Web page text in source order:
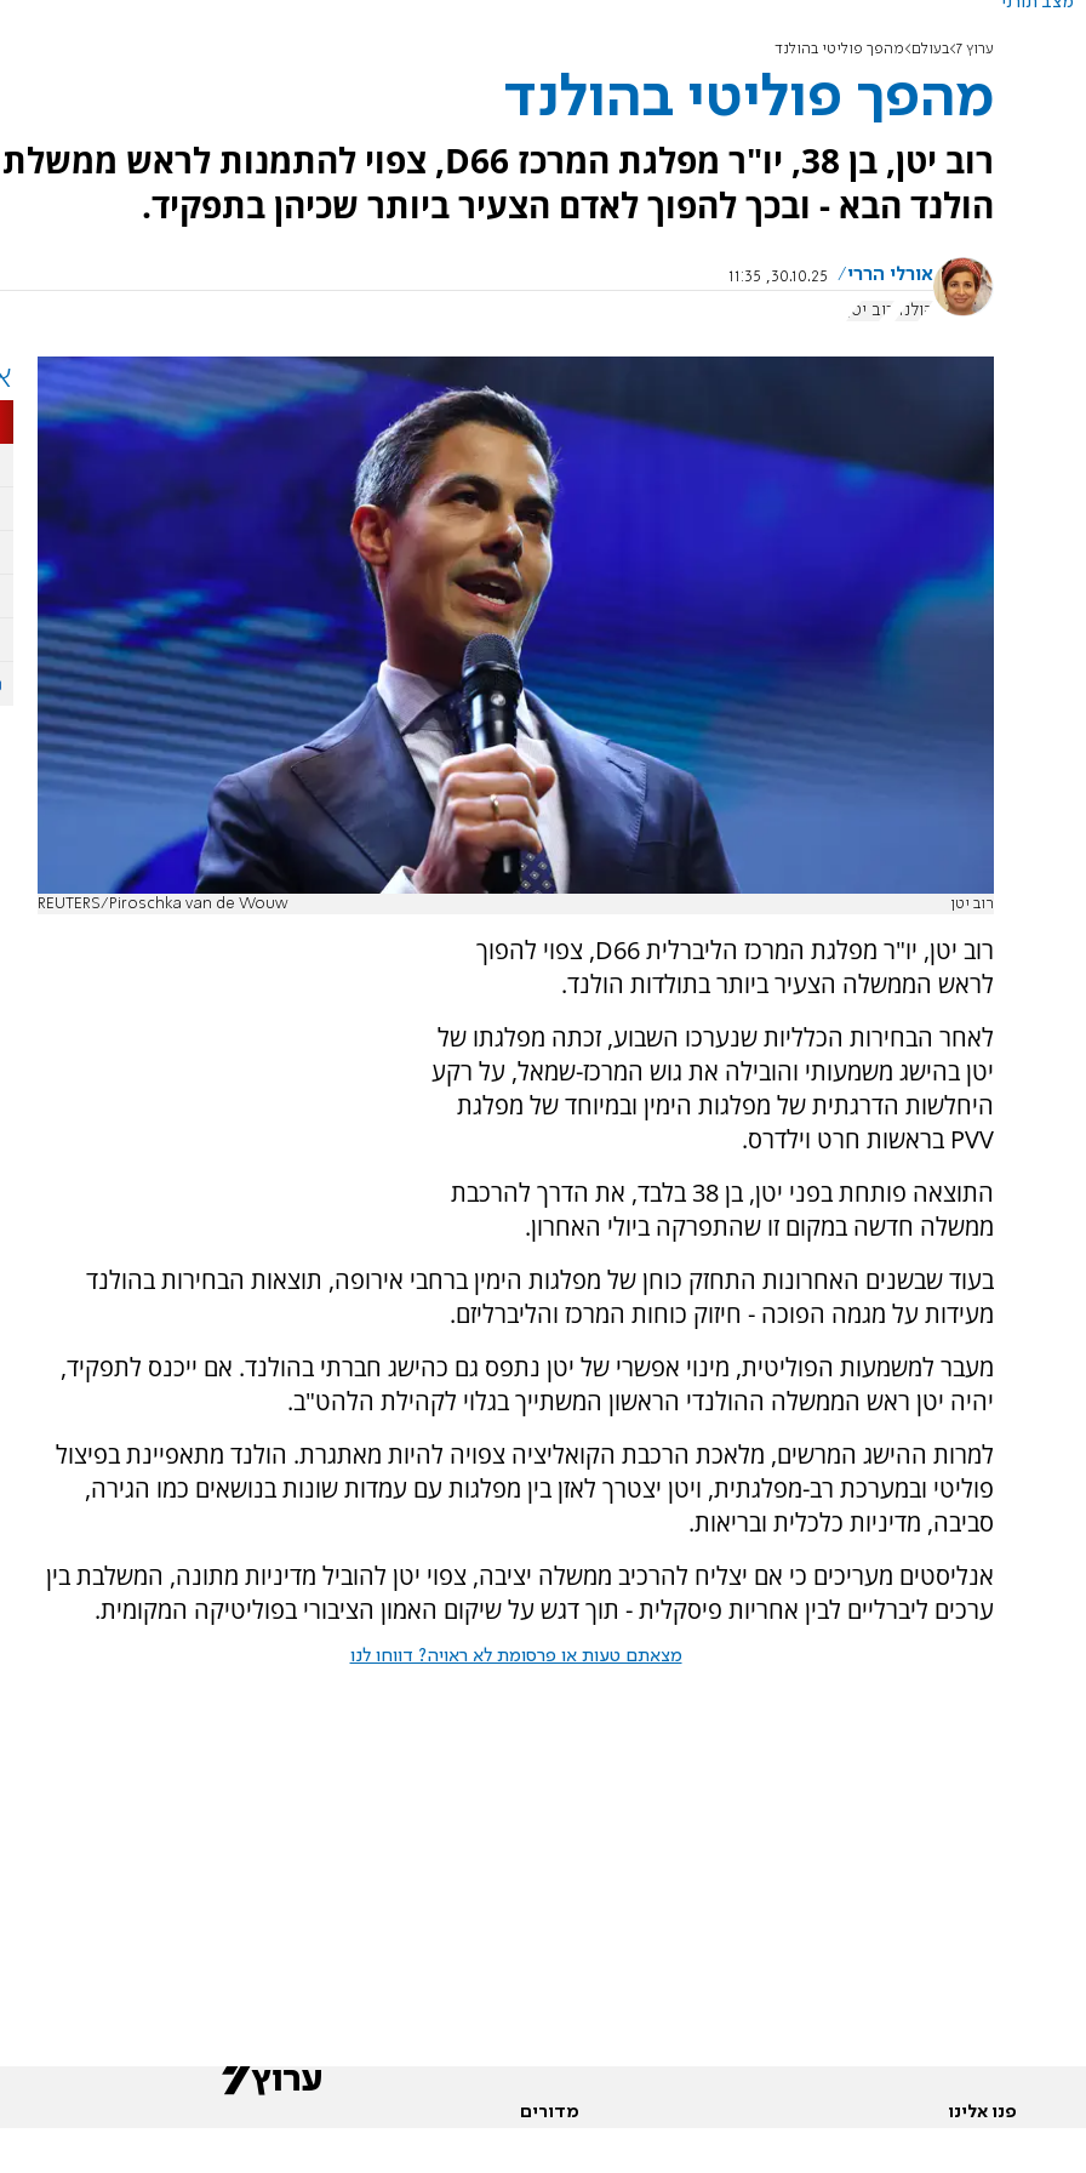
ערוץ 7 בעולם מהפך פוליטי בהולנד
מהפך פוליטי בהולנד
רוב יטן, בן 38, יו"ר מפלגת המרכז D66, צפוי להתמנות לראש ממשלת
הולנד הבא - ובכך להפוך לאדם הצעיר ביותר שכיהן בתפקיד.
אורלי הררי
30.10.25, 11:35
הולנד רוב יטן
רוב יטן REUTERS/Piroschka van de Wouw
רוב יטן, יו"ר מפלגת המרכז הליברלית D66, צפוי להפוך
לראש הממשלה הצעיר ביותר בתולדות הולנד.
לאחר הבחירות הכלליות שנערכו השבוע, זכתה מפלגתו של
יטן בהישג משמעותי והובילה את גוש המרכז-שמאל, על רקע
היחלשות הדרגתית של מפלגות הימין ובמיוחד של מפלגת
PVV בראשות חרט וילדרס.
התוצאה פותחת בפני יטן, בן 38 בלבד, את הדרך להרכבת
ממשלה חדשה במקום זו שהתפרקה ביולי האחרון.
בעוד שבשנים האחרונות התחזק כוחן של מפלגות הימין ברחבי אירופה, תוצאות הבחירות בהולנד
מעידות על מגמה הפוכה - חיזוק כוחות המרכז והליברליזם.
מעבר למשמעות הפוליטית, מינוי אפשרי של יטן נתפס גם כהישג חברתי בהולנד. אם ייכנס לתפקיד,
יהיה יטן ראש הממשלה ההולנדי הראשון המשתייך בגלוי לקהילת הלהט"ב.
למרות ההישג המרשים, מלאכת הרכבת הקואליציה צפויה להיות מאתגרת. הולנד מתאפיינת בפיצול
פוליטי ובמערכת רב-מפלגתית, ויטן יצטרך לאזן בין מפלגות עם עמדות שונות בנושאים כמו הגירה,
סביבה, מדיניות כלכלית ובריאות.
אנליסטים מעריכים כי אם יצליח להרכיב ממשלה יציבה, צפוי יטן להוביל מדיניות מתונה, המשלבת בין
ערכים ליברליים לבין אחריות פיסקלית - תוך דגש על שיקום האמון הציבורי בפוליטיקה המקומית.
מצאתם טעות או פרסומת לא ראויה? דווחו לנו
פנו אלינו מדורים